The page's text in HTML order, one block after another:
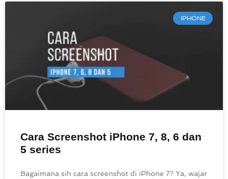
IPHONE
Cara Screenshot iPhone 7, 8, 6 dan
5 series
Bagaimana sih cara screenshot di iPhone 7? Ya, wajar